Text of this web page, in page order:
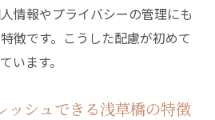
アで差がつくエステ活用術
長持ちさせるアドバイス集
める生活習慣のポイント
情報やプライバシーの管理にも
徴です。こうした配慮が初めて
います。
ッシュできる浅草橋の特徴